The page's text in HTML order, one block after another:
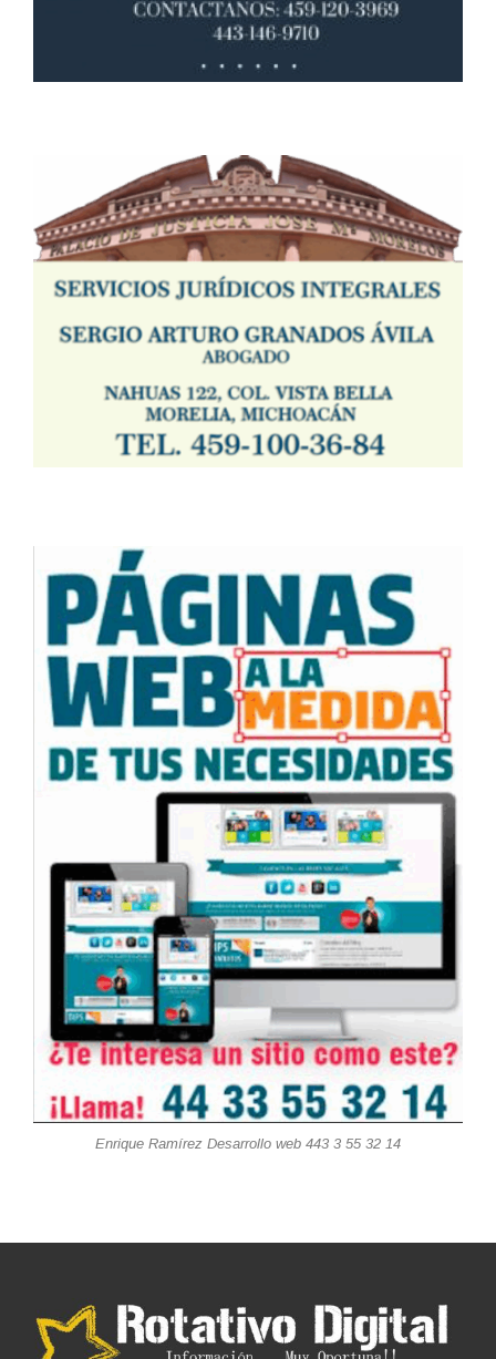
Enrique Ramírez Desarrollo web 443 3 55 32 14